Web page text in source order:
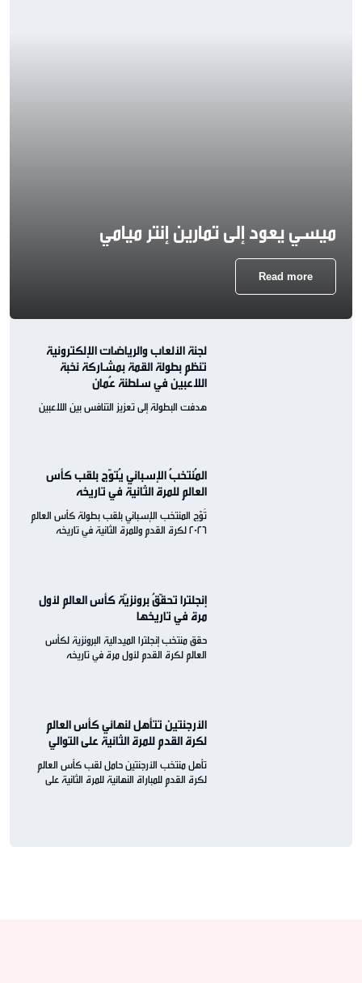
ميسي يعود إلى تمارين إنتر ميامي
Read more
لجنة الألعاب والرياضات الإلكترونية
تنظم بطولة القمة بمشاركة نخبة
اللاعبين في سلطنة عُمان
هدفت البطولة إلى تعزيز التنافس بين اللاعبين
المُنتخبُ الإسباني يُتوّج بلقب كأس
العالم للمرة الثانية في تاريخه
تُوّج المنتخب الإسباني بلقب بطولة كأس العالم
2026 لكرة القدم وللمرة الثانية في تاريخه
إنجلترا تحقّقُ برونزيّة كأس العالم لأول
مرة في تاريخها
حقق منتخب إنجلترا الميدالية البرونزية لكأس
العالم لكرة القدم لأول مرة في تاريخه
الأرجنتين تتأهل لنهائي كأس العالم
لكرة القدم للمرة الثانية على التوالي
تأهل منتخب الأرجنتين حامل لقب كأس العالم
لكرة القدم للمباراة النهائية للمرة الثانية على